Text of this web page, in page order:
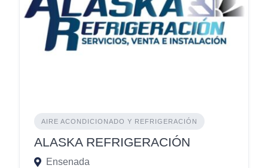
AIRE ACONDICIONADO Y REFRIGERACIÓN
ALASKA REFRIGERACIÓN
Ensenada